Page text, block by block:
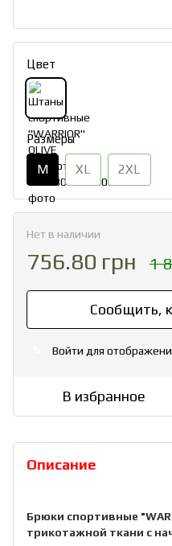
Цвет
Размеры
M XL 2XL
Нет в наличии
756.80 грн 1
Сообщить,
Войти для
В избранное
Описание
Брюки спортивные
трикотажной ткани с